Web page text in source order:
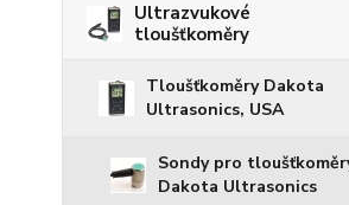
Ultrazvukové
tloušťkoměry
Tloušťkoměry Dakota
Ultrasonics, USA
Sondy pro
Dakota Ultrasonics